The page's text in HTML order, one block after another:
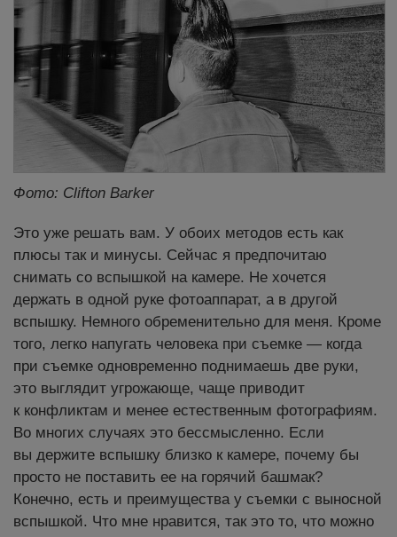
Фото: Clifton Barker
Это уже решать вам. У обоих методов есть как
плюсы так и минусы. Сейчас я предпочитаю
снимать со вспышкой на камере. Не хочется
держать в одной руке фотоаппарат, а в другой
вспышку. Немного обременительно для меня. Кроме
того, легко напугать человека при съемке — когда
при съемке одновременно поднимаешь две руки,
это выглядит угрожающе, чаще приводит
к конфликтам и менее естественным фотографиям.
Во многих случаях это бессмысленно. Если
вы держите вспышку близко к камере, почему бы
просто не поставить ее на горячий башмак?
Конечно, есть и преимущества у съемки с выносной
вспышкой. Что мне нравится, так это то, что можно